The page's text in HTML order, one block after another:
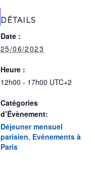
DÉTAILS
Date :
25/06/2023
Heure :
12h00 - 17h00 UTC+2
Catégories
d’Évènement:
Déjeuner mensuel
parisien, Evénements à
Paris